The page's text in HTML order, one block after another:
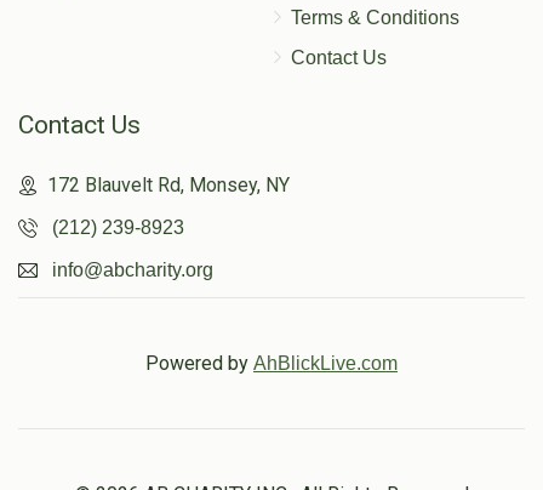
Terms & Conditions
Contact Us
Contact Us
172 Blauvelt Rd, Monsey, NY
(212) 239-8923
info@abcharity.org
Powered by AhBlickLive.com